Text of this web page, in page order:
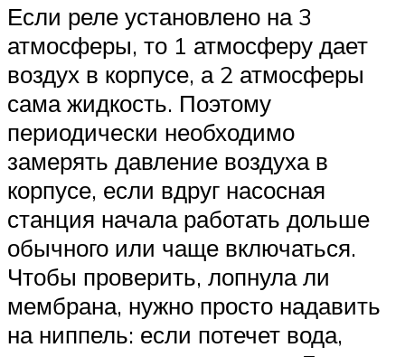
Если реле установлено на 3
атмосферы, то 1 атмосферу дает
воздух в корпусе, а 2 атмосферы
сама жидкость. Поэтому
периодически необходимо
замерять давление воздуха в
корпусе, если вдруг насосная
станция начала работать дольше
обычного или чаще включаться.
Чтобы проверить, лопнула ли
мембрана, нужно просто надавить
на ниппель: если потечет вода,